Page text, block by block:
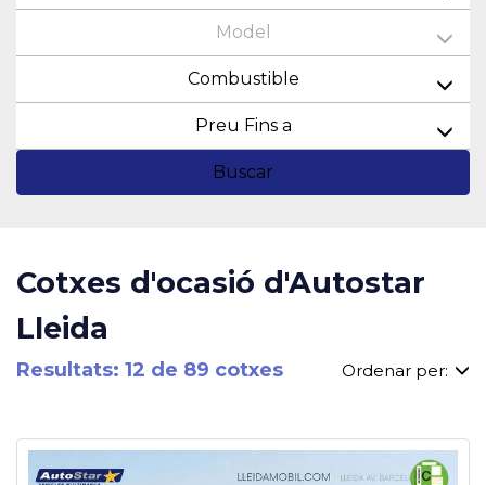
Model
Combustible
Preu Fins a
Buscar
Cotxes d'ocasió d'Autostar
Lleida
Resultats: 12 de 89 cotxes Ordenar per: